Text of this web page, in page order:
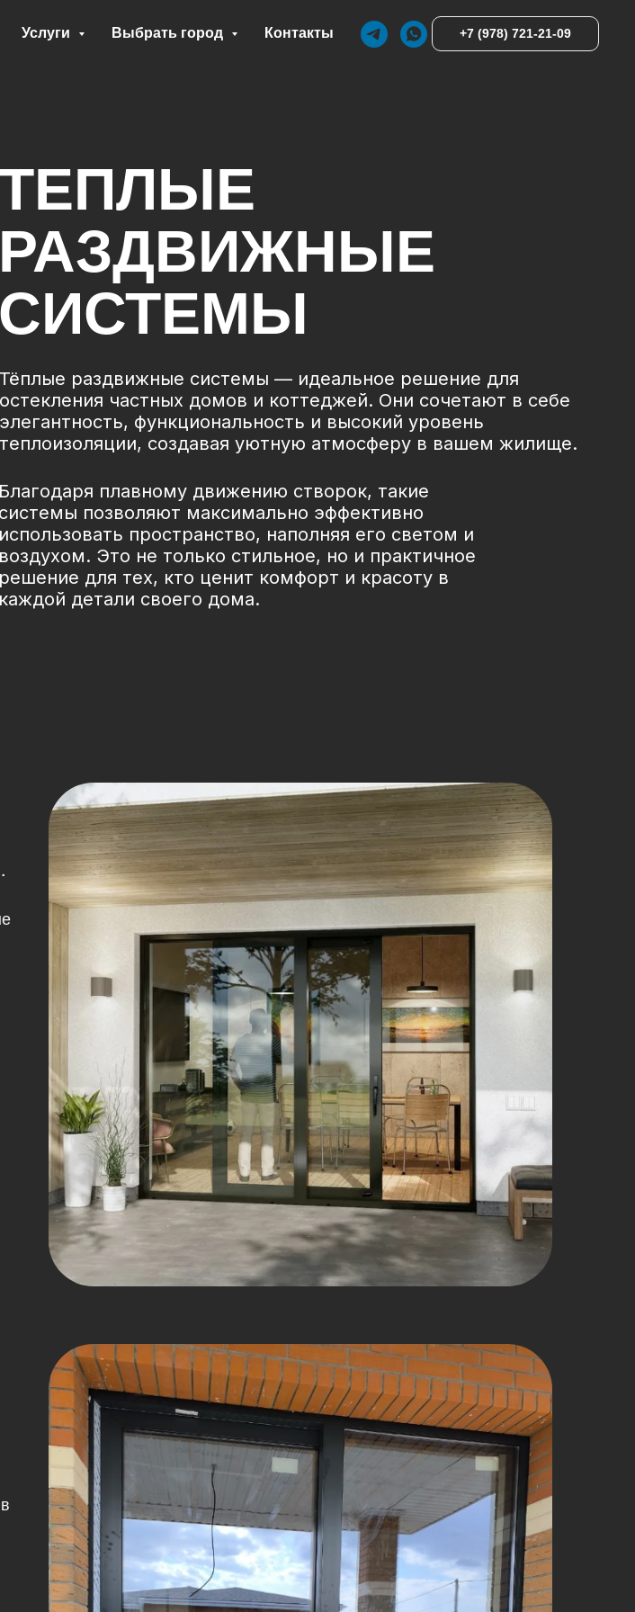
Услуги Выбрать город Контакты +7 (978) 721-21-09
РАЗДВИЖНЫЕ
СИСТЕМЫ
Благодаря плавному движению створок, такие
системы позволяют максимально эффективно
использовать пространство, наполняя его светом и
воздухом. Это не только стильное, но и практичное
решение для тех, кто ценит комфорт и красоту в
каждой детали своего дома.
Тёплые раздвижные системы — идеальное решение для
остекления частных домов и коттеджей. Они сочетают в себе
элегантность, функциональность и высокий уровень
теплоизоляции, создавая уютную атмосферу в вашем жилище.